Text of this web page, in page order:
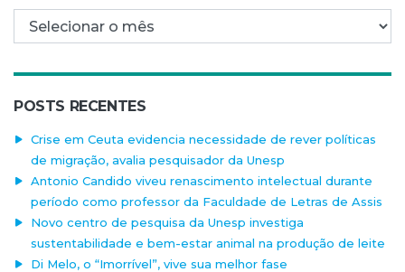
Arquivo mensal
POSTS RECENTES
Crise em Ceuta evidencia necessidade de rever políticas
de migração, avalia pesquisador da Unesp
Antonio Candido viveu renascimento intelectual durante
período como professor da Faculdade de Letras de Assis
Novo centro de pesquisa da Unesp investiga
sustentabilidade e bem-estar animal na produção de leite
Di Melo, o “Imorrível”, vive sua melhor fase